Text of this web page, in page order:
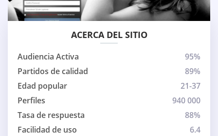
ACERCA DEL SITIO
Audiencia Activa
95%
Partidos de calidad
89%
Edad popular
21-37
Perfiles
940 000
Tasa de respuesta
88%
Facilidad de uso
6.4